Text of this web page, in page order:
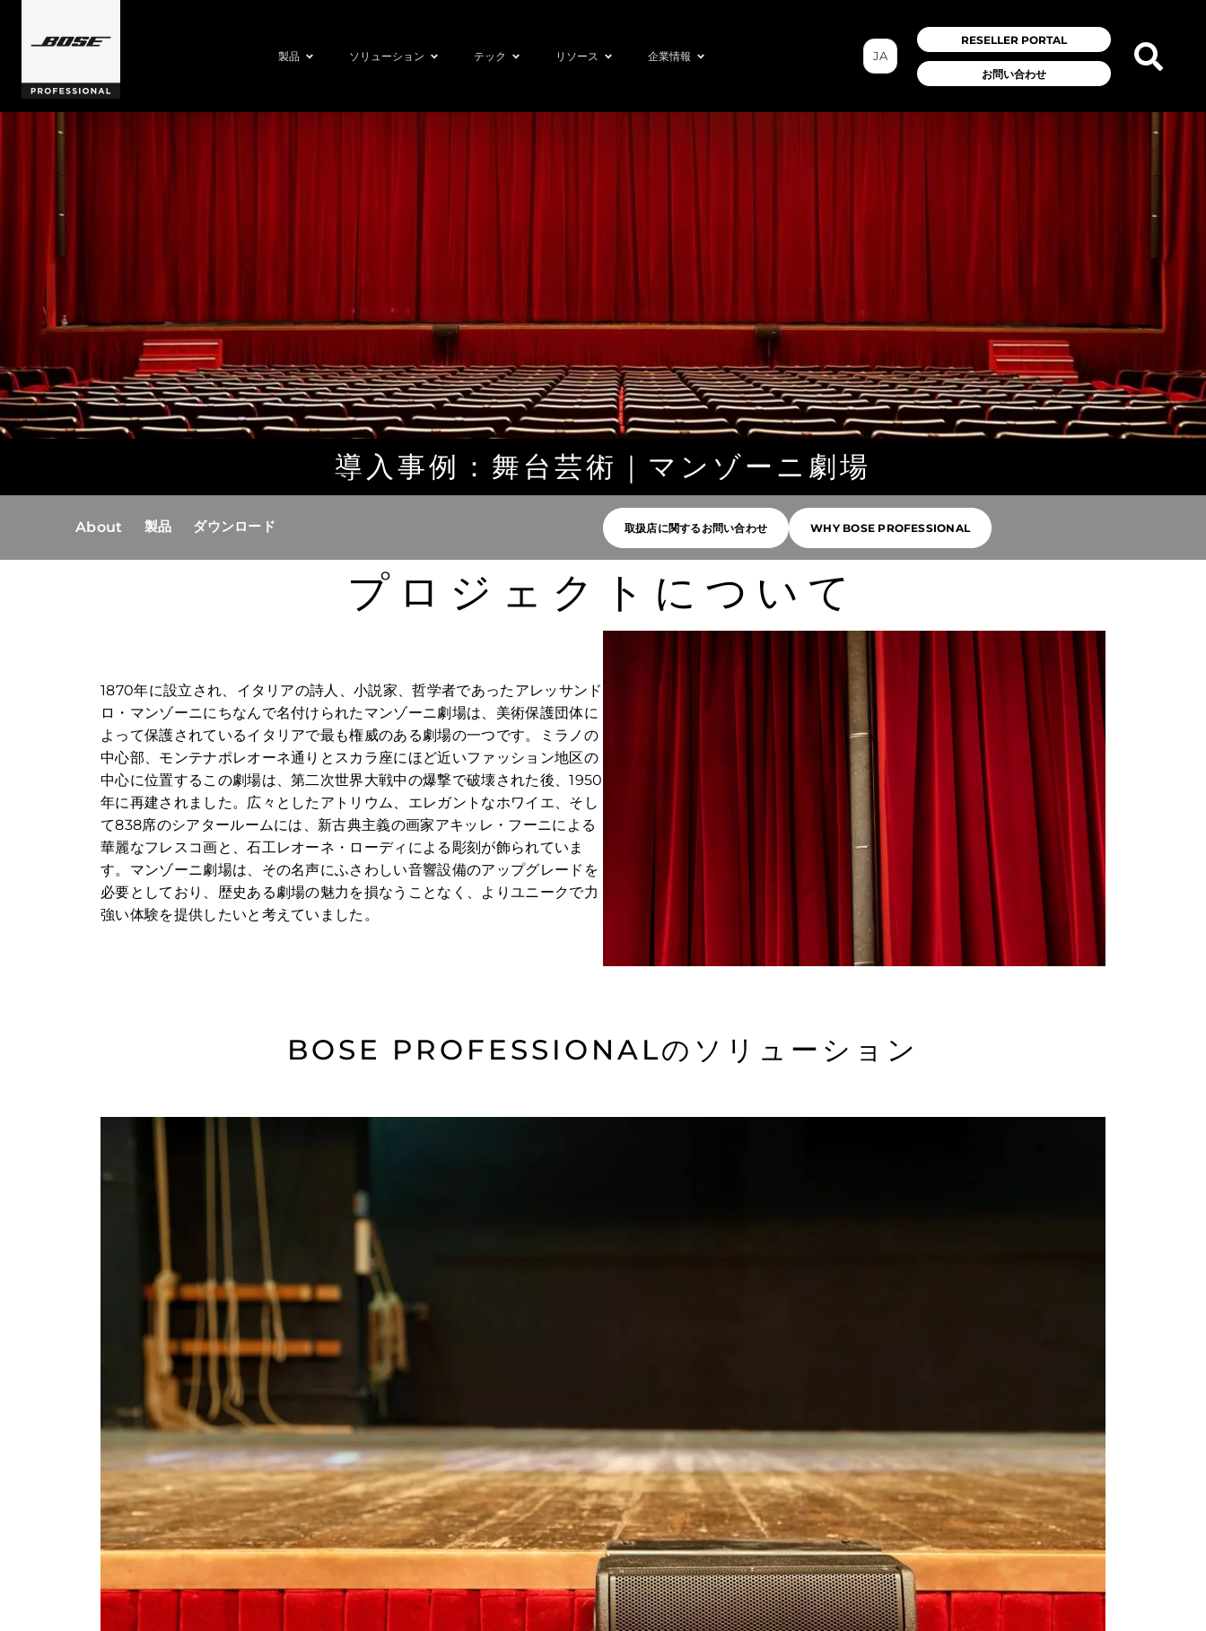
製品 ソリューション テック リソース 企業情報
RESELLER PORTAL
お問い合わせ
JA
導入事例：舞台芸術｜マンゾーニ劇場
About 製品 ダウンロード 取扱店に関するお問い合わせ WHY BOSE PROFESSIONAL
プロジェクトについて
1870年に設立され、イタリアの詩人、小説家、哲学者であったアレッサンド
ロ・マンゾーニにちなんで名付けられたマンゾーニ劇場は、美術保護団体に
よって保護されているイタリアで最も権威のある劇場の一つです。ミラノの
中心部、モンテナポレオーネ通りとスカラ座にほど近いファッション地区の
中心に位置するこの劇場は、第二次世界大戦中の爆撃で破壊された後、1950
年に再建されました。広々としたアトリウム、エレガントなホワイエ、そし
て838席のシアタールームには、新古典主義の画家アキッレ・フーニによる
華麗なフレスコ画と、石工レオーネ・ローディによる彫刻が飾られていま
す。マンゾーニ劇場は、その名声にふさわしい音響設備のアップグレードを
必要としており、歴史ある劇場の魅力を損なうことなく、よりユニークで力
強い体験を提供したいと考えていました。
BOSE PROFESSIONALのソリューション